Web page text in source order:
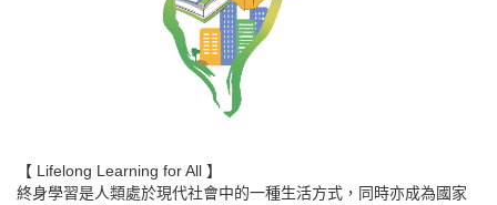
【 Lifelong Learning for All 】
終身學習是人類處於現代社會中的一種生活方式，同時亦成為國家